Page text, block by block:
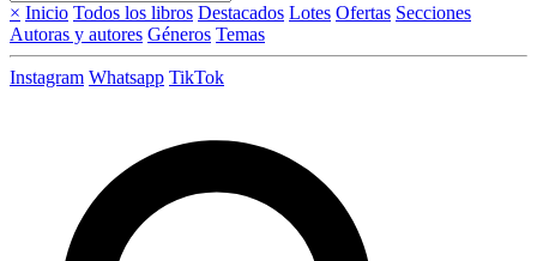
× Inicio Todos los libros Destacados Lotes Ofertas Secciones
Autoras y autores Géneros Temas
Instagram Whatsapp TikTok